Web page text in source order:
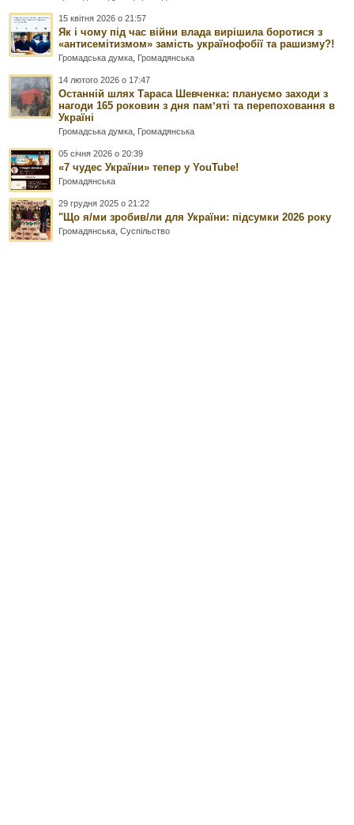
15 квітня 2026 о 21:57
Як і чому під час війни влада вирішила боротися з
«антисемітизмом» замість українофобії та рашизму?!
Громадська думка Громадянська
14 лютого 2026 о 17:47
Останній шлях Тараса Шевченка: плануємо заходи з
нагоди 165 роковин з дня памʼяті та перепоховання в
Україні
Громадська думка Громадянська
05 січня 2026 о 20:39
«7 чудес України» тепер у YouTube!
Громадянська
29 грудня 2025 о 21:22
"Що я/ми зробив/ли для України: підсумки 2026 року
Громадянська ,Суспільство